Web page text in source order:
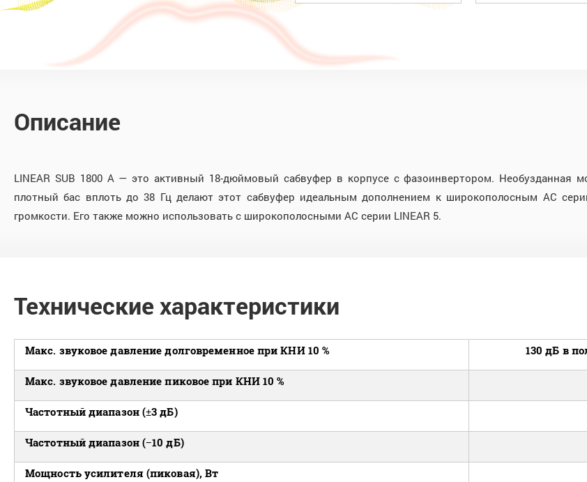
Описание
LINEAR SUB 1800 A — это активный 18-дюймовый сабвуфер в корпусе с фазоинвертором. Необузданная
плотный бас вплоть до 38 Гц делают этот сабвуфер идеальным дополнением к широкополосным АС
громкости. Его также можно использовать с широкополосными АС серии LINEAR 5.
Технические характеристики
Макс. звуковое давление долговременное при КНИ 10 % 130 дБ в
Макс. звуковое давление пиковое при КНИ 10 %
Частотный диапазон (±3 дБ)
Частотный диапазон (−10 дБ)
Мощность усилителя (пиковая), Вт